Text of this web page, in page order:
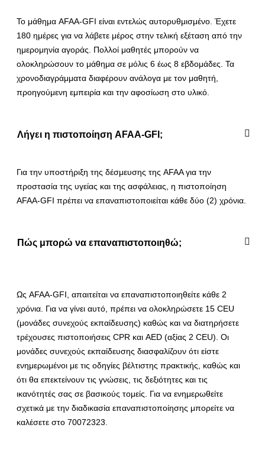
Το μάθημα AFAA-GFI είναι εντελώς αυτορυθμισμένο. Έχετε
180 ημέρες για να λάβετε μέρος στην τελική εξέταση από την
ημερομηνία αγοράς. Πολλοί μαθητές μπορούν να
ολοκληρώσουν το μάθημα σε μόλις 6 έως 8 εβδομάδες. Τα
χρονοδιαγράμματα διαφέρουν ανάλογα με τον μαθητή,
προηγούμενη εμπειρία και την αφοσίωση στο υλικό.
Λήγει η πιστοποίηση AFAA-GFI;
Για την υποστήριξη της δέσμευσης της AFAA για την
προστασία της υγείας και της ασφάλειας, η πιστοποίηση
AFAA-GFI πρέπει να επαναπιστοποιείται κάθε δύο (2) χρόνια.
Πώς μπορώ να επαναπιστοποιηθώ;
Ως AFAA-GFI, απαιτείται να επαναπιστοποιηθείτε κάθε 2
χρόνια. Για να γίνει αυτό, πρέπει να ολοκληρώσετε 15 CEU
(μονάδες συνεχούς εκπαίδευσης) καθώς και να διατηρήσετε
τρέχουσες πιστοποιήσεις CPR και AED (αξίας 2 CEU). Οι
μονάδες συνεχούς εκπαίδευσης διασφαλίζουν ότι είστε
ενημερωμένοι με τις οδηγίες βέλτιστης πρακτικής, καθώς και
ότι θα επεκτείνουν τις γνώσεις, τις δεξιότητες και τις
ικανότητές σας σε βασικούς τομείς. Για να ενημερωθείτε
σχετικά με την διαδικασία επαναπιστοποίησης μπορείτε να
καλέσετε στο 70072323.